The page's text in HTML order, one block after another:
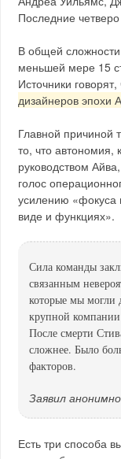
Последние
В общей
меньшей мере 15
Источники
дизайнеров эпохи
Главной причиной
то, что автономия,
руководством
голос
усилению «фокуса
виде и функциях».
Сила команды
связанным
которые мы могли
крупной
После смерти
сложнее. Было
факторов.
Заявил
Есть три способа